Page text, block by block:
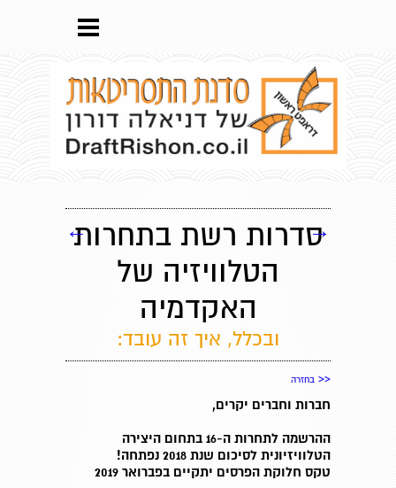
סדרות רשת בתחרות
הטלוויזיה של
האקדמיה
ובכלל, איך זה עובד:
← →
<< בחזרה
חברות וחברים יקרים,
ההרשמה לתחרות ה-16 בתחום היצירה
הטלוויזיונית לסיכום שנת 2018 נפתחה!
טקס חלוקת הפרסים יתקיים בפברואר 2019